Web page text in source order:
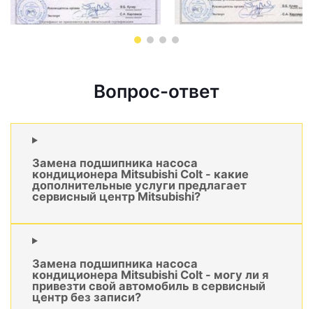
Вопрос-ответ
Замена подшипника насоса
кондиционера Mitsubishi Colt - какие
дополнительные услуги предлагает
сервисный центр Mitsubishi?
Замена подшипника насоса
кондиционера Mitsubishi Colt - могу ли я
привезти свой автомобиль в сервисный
центр без записи?